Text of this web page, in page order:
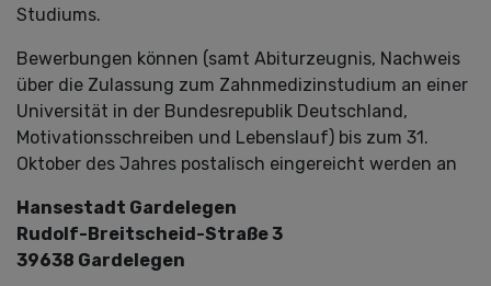
Studiums.
Bewerbungen können (samt Abiturzeugnis, Nachweis
über die Zulassung zum Zahnmedizinstudium an einer
Universität in der Bundesrepublik Deutschland,
Motivationsschreiben und Lebenslauf) bis zum 31.
Oktober des Jahres postalisch eingereicht werden an
Hansestadt Gardelegen
Rudolf-Breitscheid-Straße 3
39638 Gardelegen